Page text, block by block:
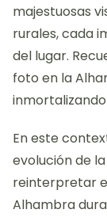
majestuosas
rurales, cada
del lugar.
foto en la
En este
evolución de
reinterpretar
Alhambra